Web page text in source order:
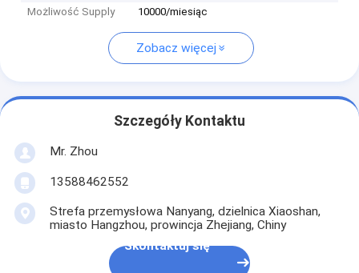
Możliwość Supply 10000/miesiąc
Zobacz więcej
Szczegóły Kontaktu
Mr. Zhou
13588462552
Strefa przemysłowa Nanyang, dzielnica Xiaoshan,
miasto Hangzhou, prowincja Zhejiang, Chiny
Skontaktuj się